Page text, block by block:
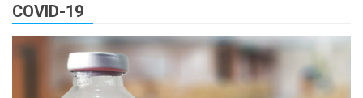
COVID-19